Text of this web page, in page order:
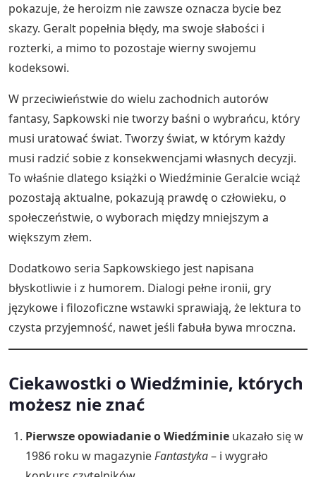
pokazuje, że heroizm nie zawsze oznacza bycie bez
skazy. Geralt popełnia błędy, ma swoje słabości i
rozterki, a mimo to pozostaje wierny swojemu
kodeksowi.
W przeciwieństwie do wielu zachodnich autorów
fantasy, Sapkowski nie tworzy baśni o wybrańcu, który
musi uratować świat. Tworzy świat, w którym każdy
musi radzić sobie z konsekwencjami własnych decyzji.
To właśnie dlatego książki o Wiedźminie Geralcie wciąż
pozostają aktualne, pokazują prawdę o człowieku, o
społeczeństwie, o wyborach między mniejszym a
większym złem.
Dodatkowo seria Sapkowskiego jest napisana
błyskotliwie i z humorem. Dialogi pełne ironii, gry
językowe i filozoficzne wstawki sprawiają, że lektura to
czysta przyjemność, nawet jeśli fabuła bywa mroczna.
Ciekawostki o Wiedźminie, których
możesz nie znać
Pierwsze opowiadanie o Wiedźminie ukazało się w
1986 roku w magazynieFantastyka– i wygrało